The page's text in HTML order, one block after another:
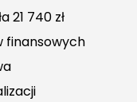
21 740 zł
finansowych